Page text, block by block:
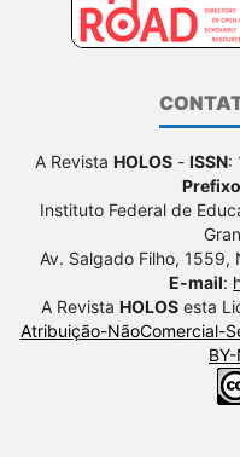
A Revista HOLOS - ISSN:
Instituto Federal de
Av. Salgado Filho, 1559,
E-mail:
A Revista HOLOSesta
Atribuição-NãoComercial-